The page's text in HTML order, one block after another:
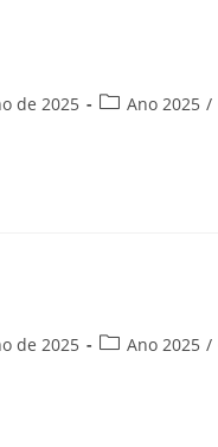
de 2025
Categoria
Ano 2025 /
de 2025
Categoria
Ano 2025 /